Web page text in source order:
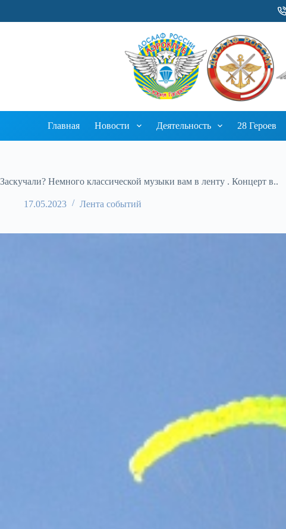
Главная Новости Деятельность 28 Героев
Заскучали? Немного классической музыки вам в ленту . Концерт в..
17.05.2023 Лента событий